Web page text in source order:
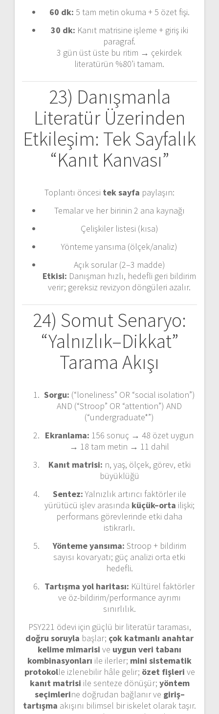
60 dk: 5 tam metin okuma + 5 özet fişi.
30 dk: Kanıt matrisine işleme + giriş iki
paragraf.
3 gün üst üste bu ritim → çekirdek
literatürün %80’i tamam.
23) Danışmanla
Literatür Üzerinden
Etkileşim: Tek Sayfalık
“Kanıt Kanvası”
Toplantı öncesi tek sayfa paylaşın:
Temalar ve her birinin 2 ana kaynağı
Çelişkiler listesi (kısa)
Yönteme yansıma (ölçek/analiz)
Açık sorular (2–3 madde)
Etkisi: Danışman hızlı, hedefli geri bildirim
verir; gereksiz revizyon döngüleri azalır.
24) Somut Senaryo:
“Yalnızlık–Dikkat”
Tarama Akışı
Sorgu: (“loneliness” OR “social isolation”)
AND (“Stroop” OR “attention”) AND
(“undergraduate*”)
Ekranlama: 156 sonuç → 48 özet uygun
→ 18 tam metin → 11 dahil
Kanıt matrisi: n, yaş, ölçek, görev, etki
büyüklüğü
Sentez:Yalnızlık artırıcı faktörler ile
yürütücü işlev arasında küçük–orta ilişki;
performans görevlerinde etki daha
istikrarlı.
Yönteme yansıma: Stroop + bildirim
sayısı kovaryatı; güç analizi orta etki
hedefli.
Tartışma yol haritası: Kültürel faktörler
ve öz-bildirim/performance ayrımı
sınırlılık.
PSY221 ödevi için güçlü bir literatür taraması,
doğru soruyla başlar; çok katmanlı anahtar
kelime mimarisi ve uygun veri tabanı
kombinasyonları ile ilerler; mini sistematik
protokolle izlenebilir hâle gelir; özet fişleri ve
kanıt matrisi ile senteze dönüşür; yöntem
seçimlerine doğrudan bağlanır ve giriş–
tartışma akışını bilimsel bir iskelet olarak taşır.